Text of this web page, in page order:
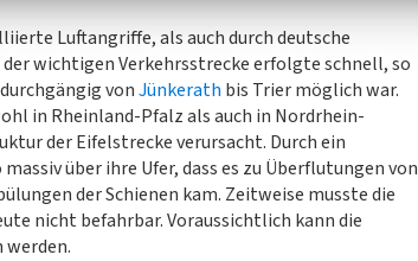
Luftangriffe, als auch durch deutsche
wichtigen Verkehrsstrecke erfolgte schnell, so
vonJünkerath bis Trier möglich war.
in Rheinland-Pfalz als auch in Nordrhein-
der Eifelstrecke verursacht. Durch ein
über ihre Ufer, dass es zu Überflutungen von
der Schienen kam. Zeitweise musste die
nicht befahrbar. Voraussichtlich kann die
werden.